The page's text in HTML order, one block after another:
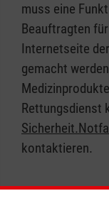
muss eine
Beauftragten
Internetseite
gemacht
Rettungsdienst
kontaktieren.